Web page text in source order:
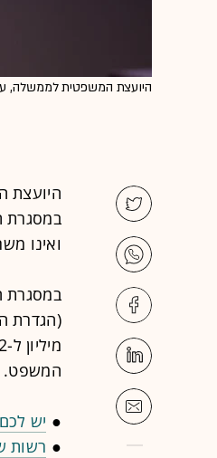
היועצת המשפטית לממשלה,
היועצת
במסגרת
ואינו
במסגרת
המשפט.
● יש
● רשות